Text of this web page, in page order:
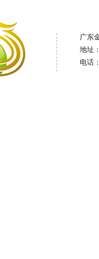
广东
地址
电话